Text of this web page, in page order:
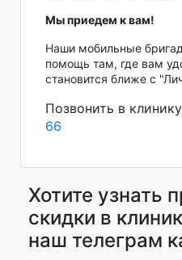
Мы приедем к вам!
Наши мобильные
помощь там, где вам
становится ближе с
Позвонить в
66
Хотите узнать
скидки в
наш телеграм